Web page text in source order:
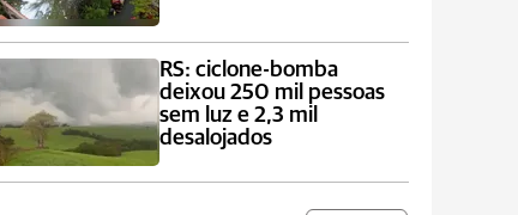
RS: ciclone-bomba
deixou 250 mil pessoas
sem luz e 2,3 mil
desalojados